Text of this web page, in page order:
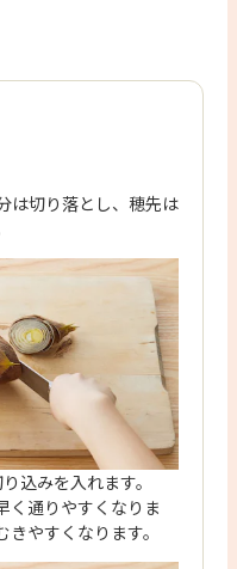
は切り落とし、穂先は
込みを入れます。
く通りやすくなりま
やすくなります。